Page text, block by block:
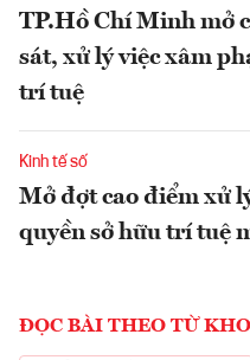
TP.Hồ Chí Minh mở
sát, xử lý việc xâm
trí tuệ
Kinh tế số
Mở đợt cao điểm xử
quyền sở hữu trí tuệ
ĐỌC BÀI THEO TỪ